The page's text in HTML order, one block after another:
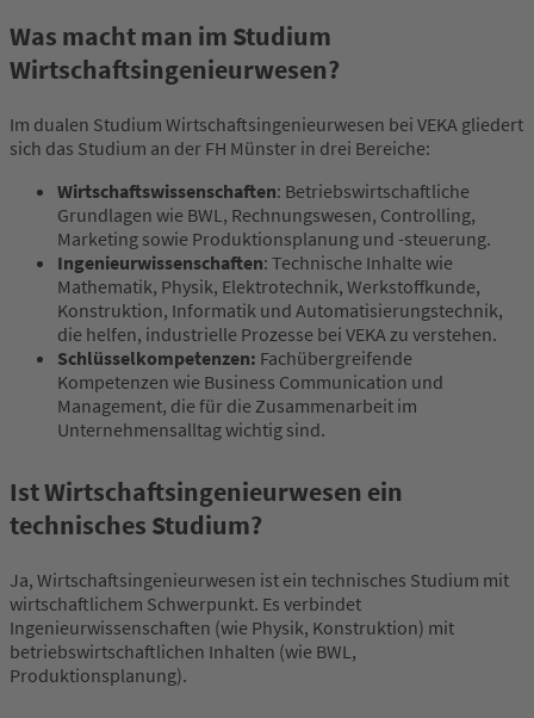
Was macht man im Studium
Wirtschaftsingenieurwesen?
Im dualen Studium Wirtschaftsingenieurwesen bei VEKA gliedert
sich das Studium an der FH Münster in drei Bereiche:
Wirtschaftswissenschaften: Betriebswirtschaftliche
Grundlagen wie BWL, Rechnungswesen, Controlling,
Marketing sowie Produktionsplanung und -steuerung.
Ingenieurwissenschaften: Technische Inhalte wie
Mathematik, Physik, Elektrotechnik, Werkstoffkunde,
Konstruktion, Informatik und Automatisierungstechnik,
die helfen, industrielle Prozesse bei VEKA zu verstehen.
Schlüsselkompetenzen: Fachübergreifende
Kompetenzen wie Business Communication und
Management, die für die Zusammenarbeit im
Unternehmensalltag wichtig sind.
Ist Wirtschaftsingenieurwesen ein
technisches Studium?
Ja, Wirtschaftsingenieurwesen ist ein technisches Studium mit
wirtschaftlichem Schwerpunkt. Es verbindet
Ingenieurwissenschaften (wie Physik, Konstruktion) mit
betriebswirtschaftlichen Inhalten (wie BWL,
Produktionsplanung).